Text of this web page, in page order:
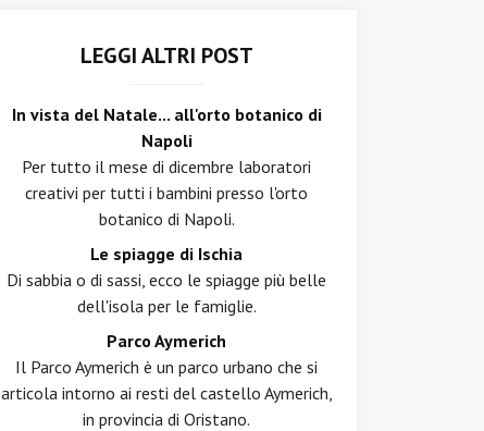
LEGGI ALTRI POST
In vista del Natale... all'orto botanico di
Napoli
Per tutto il mese di dicembre laboratori
creativi per tutti i bambini presso l'orto
botanico di Napoli.
Le spiagge di Ischia
Di sabbia o di sassi, ecco le spiagge più belle
dell'isola per le famiglie.
Parco Aymerich
Il Parco Aymerich è un parco urbano che si
articola intorno ai resti del castello Aymerich,
in provincia di Oristano.